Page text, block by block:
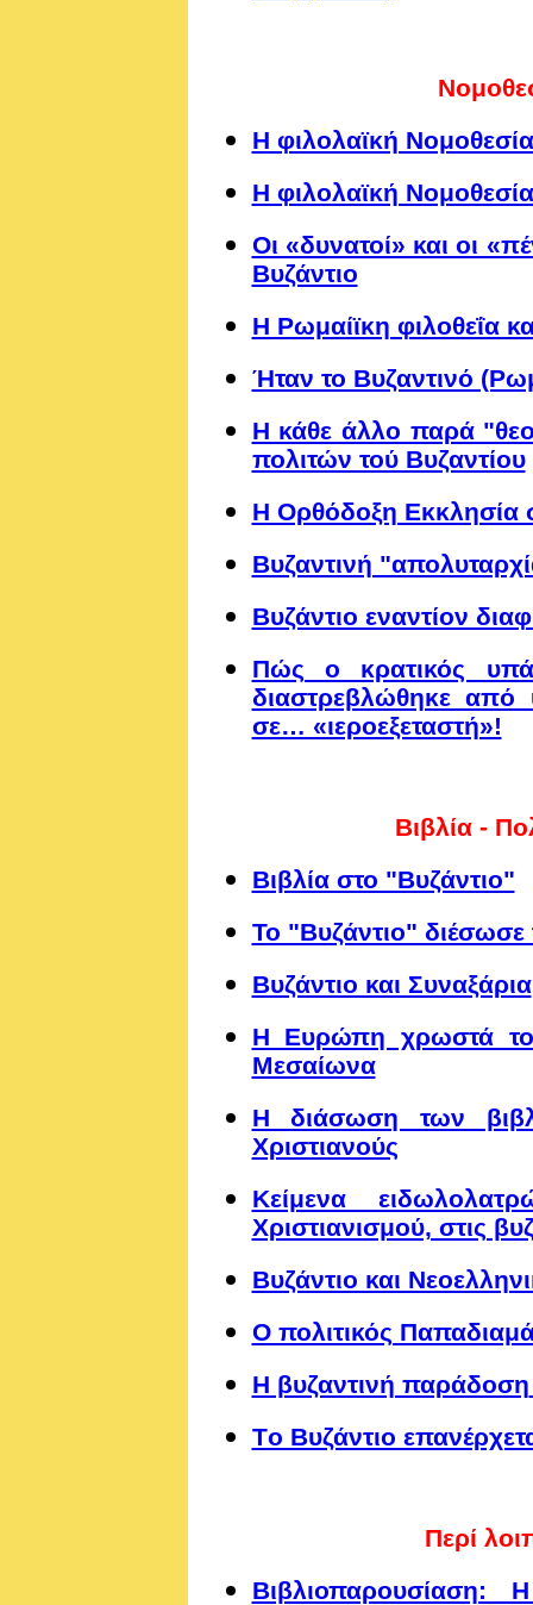
Η φιλολαϊκή
Η φιλολαϊκή
Οι «δυνατοί» και οι
Βυζάντιο
Η Ρωμαίϊκη φιλοθεΐα
Ήταν το Βυζαντινό
Η κάθε άλλο παρά
πολιτών τού Βυζαντίου
Η Ορθόδοξη Εκκλησία
Βυζαντινή
Βυζάντιο εναντίον
Πώς ο κρατικός
διαστρεβλώθηκε από
σε… «ιεροεξεταστή»!
Βιβλία -
Βιβλία στο "Βυζάντιο"
Το "Βυζάντιο" διέσωσε
Βυζάντιο και Συναξάρια
Η Ευρώπη χρωστά
Μεσαίωνα
Η διάσωση των
Χριστιανούς
Κείμενα
Χριστιανισμού, στις
Βυζάντιο και
Ο πολιτικός
Η βυζαντινή παράδοση
Tο Bυζάντιο
Περί
Βιβλιοπαρουσίαση: